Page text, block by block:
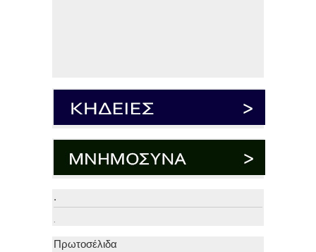
.
.
Πρωτοσέλιδα